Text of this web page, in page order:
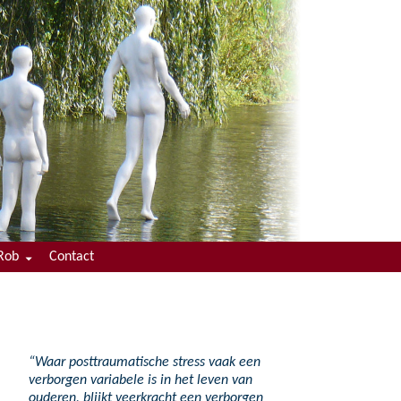
Contact
“Waar posttraumatische stress vaak een
verborgen variabele is in het leven van
ouderen, blijkt veerkracht een verborgen